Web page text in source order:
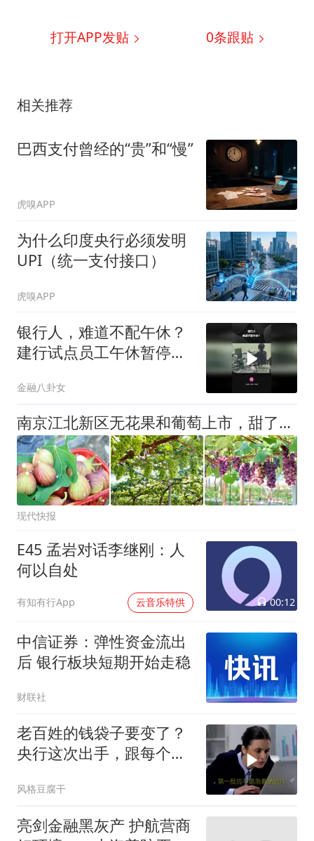
打开APP发贴 0条跟贴
相关推荐
巴西支付曾经的“贵”和“慢”
虎嗅APP
为什么印度央行必须发明
UPI（统一支付接口）
虎嗅APP
银行人，难道不配午休？
建行试点员工午休暂停柜
金融八卦女
南京江北新区无花果和葡萄上市，甜了市民果盘子鼓了果农“钱袋子”
现代快报
E45 孟岩对话李继刚：人
何以自处
有知有行App 云音乐特供 00:12
中信证券：弹性资金流出
后 银行板块短期开始走稳
财联社
老百姓的钱袋子要变了？
央行这次出手，跟每个人
风格豆腐干
亮剑金融黑灰产 护航营商